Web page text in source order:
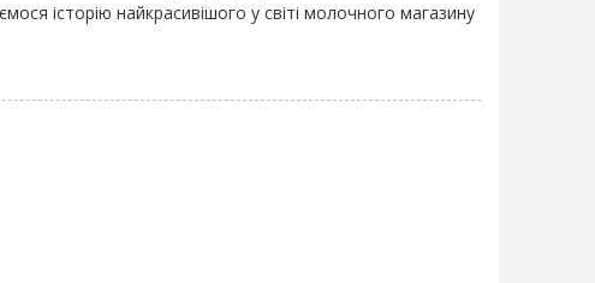
історію найкрасивішого у світі молочного магазину